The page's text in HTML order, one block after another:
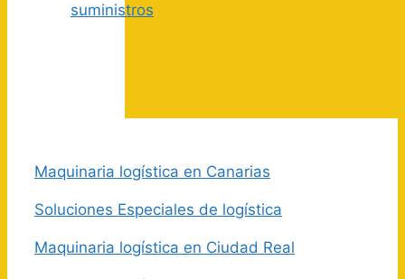
suministros
Maquinaria logística en Canarias
Soluciones Especiales de logística
Maquinaria logística en Ciudad Real